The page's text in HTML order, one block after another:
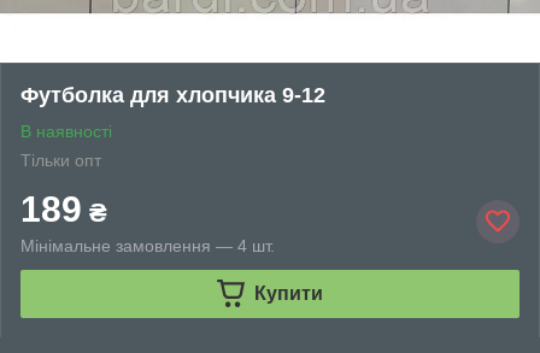
Футболка для хлопчика 9-12
В наявності
Тільки опт
189 ₴
Мінімальне замовлення — 4 шт.
Купити